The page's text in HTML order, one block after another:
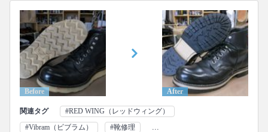
Before After
関連タグ
#RED WING（レッドウィング）
#Vibram（ビブラム）
#靴修理 ...